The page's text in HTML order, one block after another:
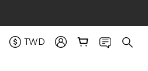
TWD